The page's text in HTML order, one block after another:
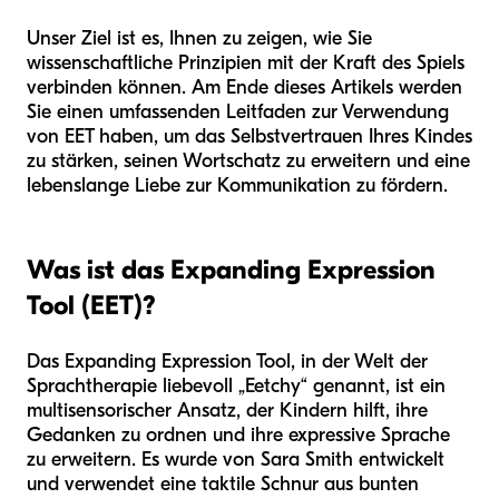
Unser Ziel ist es, Ihnen zu zeigen, wie Sie
wissenschaftliche Prinzipien mit der Kraft des Spiels
verbinden können. Am Ende dieses Artikels werden
Sie einen umfassenden Leitfaden zur Verwendung
von EET haben, um das Selbstvertrauen Ihres Kindes
zu stärken, seinen Wortschatz zu erweitern und eine
lebenslange Liebe zur Kommunikation zu fördern.
Was ist das Expanding Expression
Tool (EET)?
Das Expanding Expression Tool, in der Welt der
Sprachtherapie liebevoll „Eetchy“ genannt, ist ein
multisensorischer Ansatz, der Kindern hilft, ihre
Gedanken zu ordnen und ihre expressive Sprache
zu erweitern. Es wurde von Sara Smith entwickelt
und verwendet eine taktile Schnur aus bunten